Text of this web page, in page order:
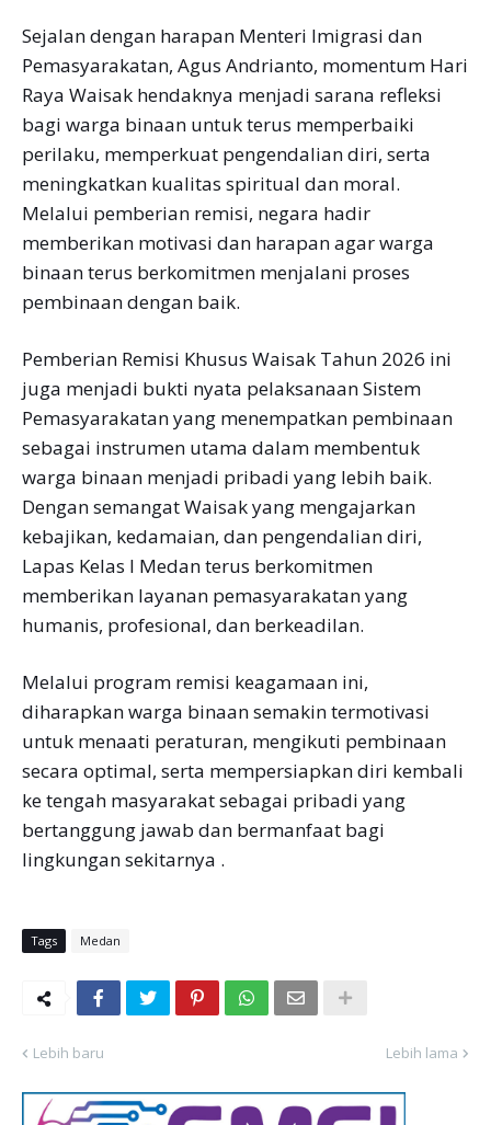
Sejalan dengan harapan Menteri Imigrasi dan
Pemasyarakatan, Agus Andrianto, momentum Hari
Raya Waisak hendaknya menjadi sarana refleksi
bagi warga binaan untuk terus memperbaiki
perilaku, memperkuat pengendalian diri, serta
meningkatkan kualitas spiritual dan moral.
Melalui pemberian remisi, negara hadir
memberikan motivasi dan harapan agar warga
binaan terus berkomitmen menjalani proses
pembinaan dengan baik.
Pemberian Remisi Khusus Waisak Tahun 2026 ini
juga menjadi bukti nyata pelaksanaan Sistem
Pemasyarakatan yang menempatkan pembinaan
sebagai instrumen utama dalam membentuk
warga binaan menjadi pribadi yang lebih baik.
Dengan semangat Waisak yang mengajarkan
kebajikan, kedamaian, dan pengendalian diri,
Lapas Kelas I Medan terus berkomitmen
memberikan layanan pemasyarakatan yang
humanis, profesional, dan berkeadilan.
Melalui program remisi keagamaan ini,
diharapkan warga binaan semakin termotivasi
untuk menaati peraturan, mengikuti pembinaan
secara optimal, serta mempersiapkan diri kembali
ke tengah masyarakat sebagai pribadi yang
bertanggung jawab dan bermanfaat bagi
lingkungan sekitarnya .
Tags Medan
Lebih baru Lebih lama